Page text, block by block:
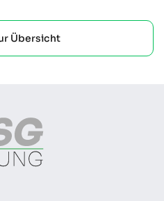
Übersicht